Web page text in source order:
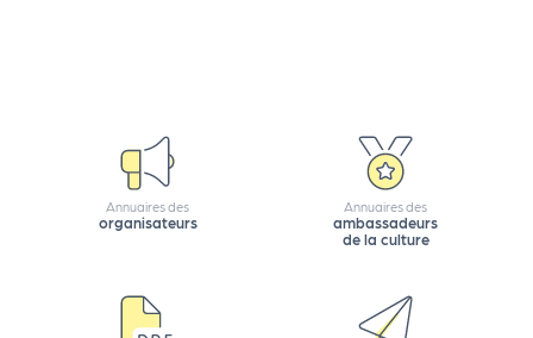
Annuaires des
organisateurs
Annuaires des
ambassadeurs
de la culture